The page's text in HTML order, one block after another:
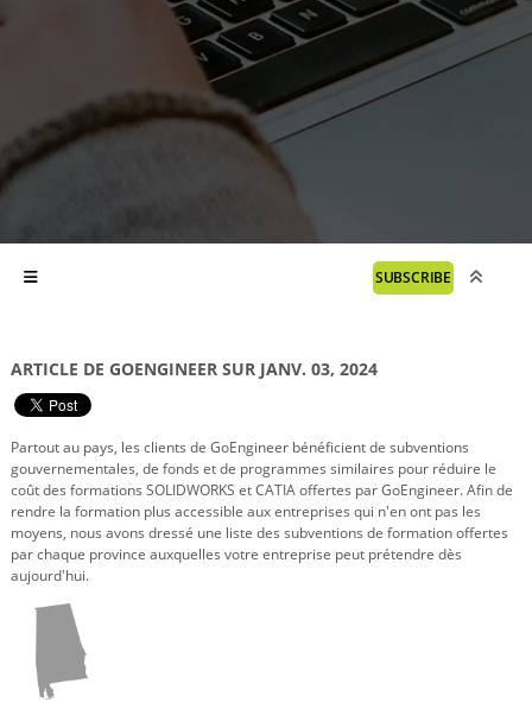
SUBSCRIBE
ARTICLE DE GOENGINEER SUR JANV. 03, 2024
Partout au pays, les clients de GoEngineer bénéficient de subventions
gouvernementales, de fonds et de programmes similaires pour réduire le
coût des formations SOLIDWORKS et CATIA offertes par GoEngineer. Afin de
rendre la formation plus accessible aux entreprises qui n'en ont pas les
moyens, nous avons dressé une liste des subventions de formation offertes
par chaque province auxquelles votre entreprise peut prétendre dès
aujourd'hui.